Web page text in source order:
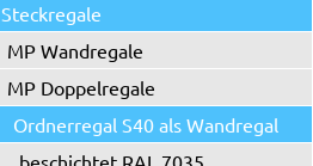
Steckregale
MP Wandregale
MP Doppelregale
Ordnerregal S40 als Wandregal
beschichtet RAL 7035